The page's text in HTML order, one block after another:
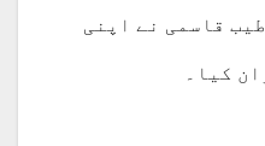
قاسمی نے اپنی
کیا۔